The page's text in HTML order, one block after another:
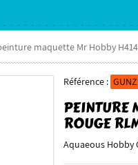
maquette Mr Hobby
Référence :
PEINTURE
ROUGE
Aquaeous Hobby